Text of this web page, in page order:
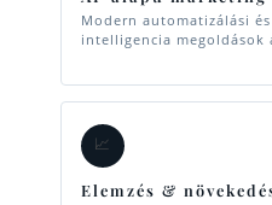
Modern automatizálási és
intelligencia megoldások
📈
Elemzés &